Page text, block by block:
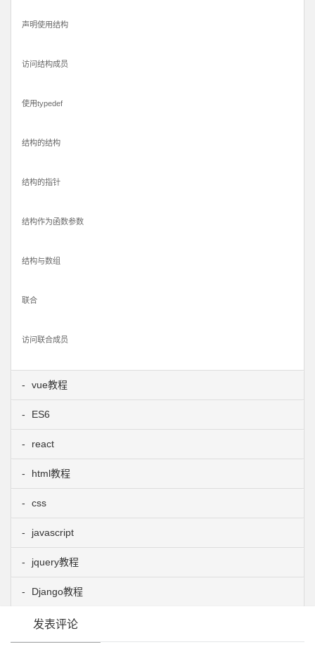
声明使用结构
访问结构成员
使用typedef
结构的结构
结构的指针
结构作为函数参数
结构与数组
联合
访问联合成员
vue教程
ES6
react
html教程
css
javascript
jquery教程
Django教程
发表评论